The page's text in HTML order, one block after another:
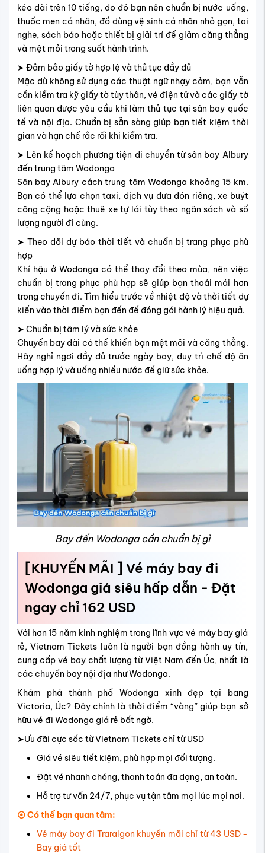
kéo dài trên 10 tiếng, do đó bạn nên chuẩn bị nước uống,
thuốc men cá nhân, đồ dùng vệ sinh cá nhân nhỏ gọn, tai
nghe, sách báo hoặc thiết bị giải trí để giảm căng thẳng
và mệt mỏi trong suốt hành trình.
➤ Đảm bảo giấy tờ hợp lệ và thủ tục đầy đủ
Mặc dù không sử dụng các thuật ngữ nhạy cảm, bạn vẫn
cần kiểm tra kỹ giấy tờ tùy thân, vé điện tử và các giấy tờ
liên quan được yêu cầu khi làm thủ tục tại sân bay quốc
tế và nội địa. Chuẩn bị sẵn sàng giúp bạn tiết kiệm thời
gian và hạn chế rắc rối khi kiểm tra.
➤ Lên kế hoạch phương tiện di chuyển từ sân bay Albury
đến trung tâm Wodonga
Sân bay Albury cách trung tâm Wodonga khoảng 15 km.
Bạn có thể lựa chọn taxi, dịch vụ đưa đón riêng, xe buýt
công cộng hoặc thuê xe tự lái tùy theo ngân sách và số
lượng người đi cùng.
➤ Theo dõi dự báo thời tiết và chuẩn bị trang phục phù
hợp
Khí hậu ở Wodonga có thể thay đổi theo mùa, nên việc
chuẩn bị trang phục phù hợp sẽ giúp bạn thoải mái hơn
trong chuyến đi. Tìm hiểu trước về nhiệt độ và thời tiết dự
kiến vào thời điểm bạn đến để đóng gói hành lý hiệu quả.
➤ Chuẩn bị tâm lý và sức khỏe
Chuyến bay dài có thể khiến bạn mệt mỏi và căng thẳng.
Hãy nghỉ ngơi đầy đủ trước ngày bay, duy trì chế độ ăn
uống hợp lý và uống nhiều nước để giữ sức khỏe.
Bay đến Wodonga cần chuẩn bị gì
[KHUYẾN MÃI ] Vé máy bay đi
Wodonga giá siêu hấp dẫn - Đặt
ngay chỉ 162 USD
Với hơn 15 năm kinh nghiệm trong lĩnh vực vé máy bay giá
rẻ, Vietnam Tickets luôn là người bạn đồng hành uy tín,
cung cấp vé bay chất lượng từ Việt Nam đến Úc, nhất là
các chuyến bay nội địa như Wodonga.
Khám phá thành phố Wodonga xinh đẹp tại bang
Victoria, Úc? Đây chính là thời điểm “vàng” giúp bạn sở
hữu vé đi Wodonga giá rẻ bất ngờ.
➤Ưu đãi cực sốc từ Vietnam Tickets chỉ từ USD
Giá vé siêu tiết kiệm, phù hợp mọi đối tượng.
Đặt vé nhanh chóng, thanh toán đa dạng, an toàn.
Hỗ trợ tư vấn 24/7, phục vụ tận tâm mọi lúc mọi nơi.
⦿ Có thể bạn quan tâm:
Vé máy bay đi Traralgon khuyến mãi chỉ từ 43 USD -
Bay giá tốt